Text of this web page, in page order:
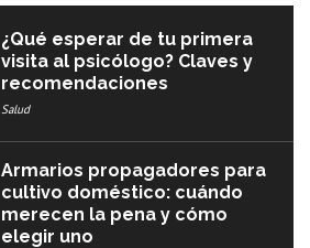
¿Qué esperar de tu primera
visita al psicólogo? Claves y
recomendaciones
Salud
Armarios propagadores para
cultivo doméstico: cuándo
merecen la pena y cómo
elegir uno